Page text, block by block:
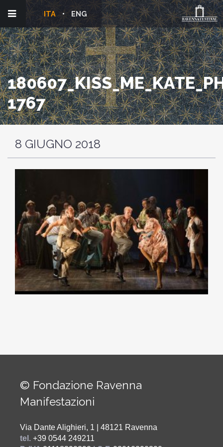
ENG
ITA
1767
8 GIUGNO 2018
© Fondazione Ravenna
Manifestazioni
Via Dante Alighieri, 1 | 48121 Ravenna
tel. +39 0544 249211